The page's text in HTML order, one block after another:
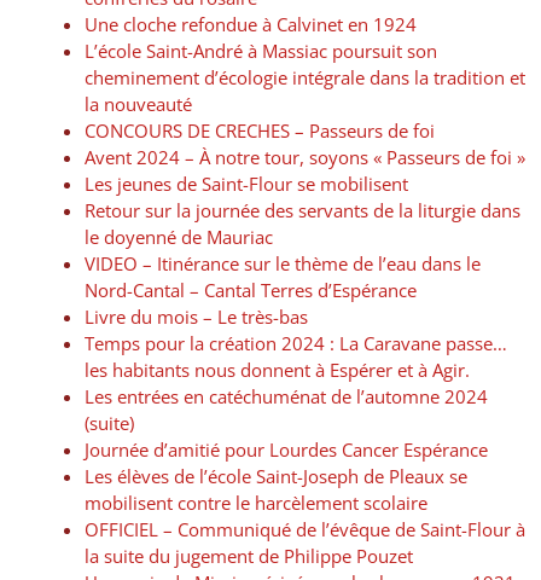
Une cloche refondue à Calvinet en 1924
L’école Saint-André à Massiac poursuit son
cheminement d’écologie intégrale dans la tradition et
la nouveauté
CONCOURS DE CRECHES – Passeurs de foi
Avent 2024 – À notre tour, soyons « Passeurs de foi »
Les jeunes de Saint-Flour se mobilisent
Retour sur la journée des servants de la liturgie dans
le doyenné de Mauriac
VIDEO – Itinérance sur le thème de l’eau dans le
Nord-Cantal – Cantal Terres d’Espérance
Livre du mois – Le très-bas
Temps pour la création 2024 : La Caravane passe…
les habitants nous donnent à Espérer et à Agir.
Les entrées en catéchuménat de l’automne 2024
(suite)
Journée d’amitié pour Lourdes Cancer Espérance
Les élèves de l’école Saint-Joseph de Pleaux se
mobilisent contre le harcèlement scolaire
OFFICIEL – Communiqué de l’évêque de Saint-Flour à
la suite du jugement de Philippe Pouzet